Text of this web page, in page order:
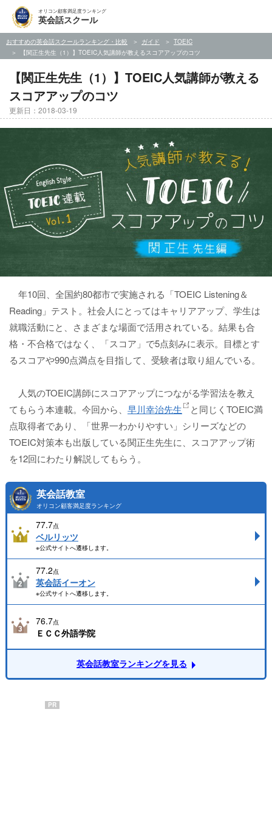
オリコン顧客満足度ランキング
英会話スクール
おすすめの英会話スクールランキング・比較 ガイド
TOEIC
【関正生先生（1）】TOEIC人気講師が教えるスコアアップのコツ
【関正生先生（1）】TOEIC人気講師が教える
スコアアップのコツ
更新日：2018-03-19
年10回、全国約80都市で実施される「TOEIC Listening＆
Reading」テスト。社会人にとってはキャリアアップ、学生は
就職活動にと、さまざまな場面で活用されている。結果も合
格・不合格ではなく、「スコア」で5点刻みに表示。目標とす
るスコアや990点満点を目指して、受験者は取り組んでいる。
人気のTOEIC講師にスコアアップにつながる学習法を教え
てもらう本連載。今回から、 早川幸治先生
と同じくTOEIC満
点取得者であり、「世界一わかりやすい」シリーズなどの
TOEIC対策本も出版している関正生先生に、スコアアップ術
を12回にわたり解説してもらう。
英会話教室
オリコン顧客満足度ランキング
77.7点
ベルリッツ
※公式サイトへ遷移します。
77.2点
英会話イーオン
※公式サイトへ遷移します。
76.7点
ＥＣＣ外語学院
英会話教室ランキングを見る
PR